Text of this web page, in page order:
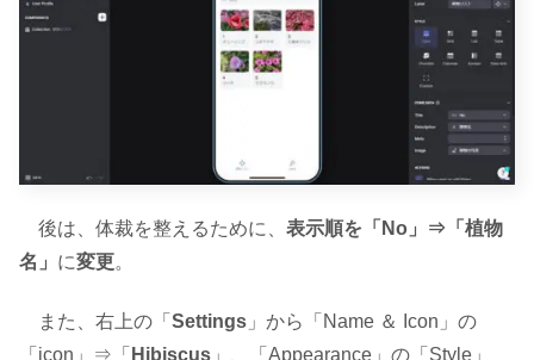
後は、体裁を整えるために、 表示順を「No」⇒「植物
名」 に変更。
また、右上の「 Settings 」から「Name ＆ Icon」の
「icon」⇒「 Hibiscus 」、「Appearance」の「Style」